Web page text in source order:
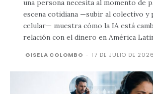
una persona necesita al momento de
escena cotidiana —subir al colectivo y
celular— muestra cómo la IA está
relación con el dinero en América
GISELA COLOMBO - 17 DE JULIO DE 2026